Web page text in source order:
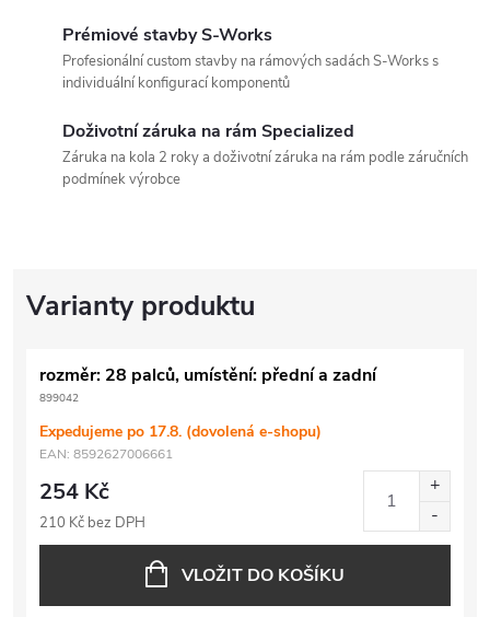
Prémiové stavby S-Works
Profesionální custom stavby na rámových sadách S-Works s
individuální konfigurací komponentů
Doživotní záruka na rám Specialized
Záruka na kola 2 roky a doživotní záruka na rám podle záručních
podmínek výrobce
rozměr: 28 palců, umístění: přední a zadní
899042
Expedujeme po 17.8. (dovolená e-shopu)
EAN: 8592627006661
254 Kč
210 Kč bez DPH
VLOŽIT DO KOŠÍKU